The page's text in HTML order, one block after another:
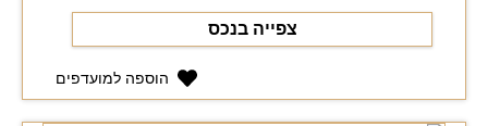
צפייה בנכס
הוספה למועדפים